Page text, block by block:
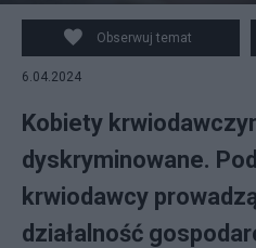
Obserwuj temat
6.04.2024
Kobiety
dyskryminowane.
krwiodawcy
działalność